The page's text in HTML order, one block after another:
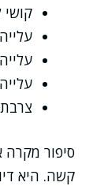
קשה. היא